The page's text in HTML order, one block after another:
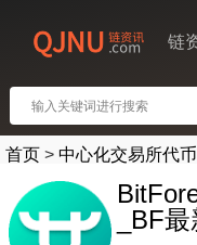
链
首页 > 中心化交易所代币
_BF